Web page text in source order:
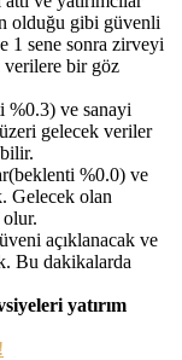
olduğu gibi güvenli
1 sene sonra zirveyi
verilere bir göz
%0.3) ve sanayi
gelecek veriler
%0.0) ve
Gelecek olan
açıklanacak ve
Bu dakikalarda
yatırım